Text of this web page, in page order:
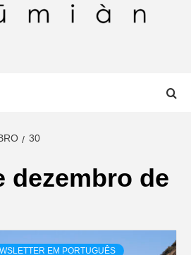
30
dezembro de
EM PORTUGUÊS